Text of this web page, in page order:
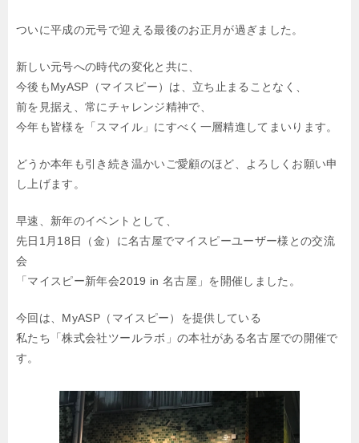
ついに平成の元号で迎える最後のお正月が過ぎました。
新しい元号への時代の変化と共に、
今後もMyASP（マイスピー）は、立ち止まることなく、
前を見据え、常にチャレンジ精神で、
今年も皆様を「スマイル」にすべく一層精進してまいります。
どうか本年も引き続き温かいご愛顧のほど、よろしくお願い申
し上げます。
早速、新年のイベントとして、
先日1月18日（金）に名古屋でマイスピーユーザー様との交流
会
「マイスピー新年会2019 in 名古屋」を開催しました。
今回は、MyASP（マイスピー）を提供している
私たち「株式会社ツールラボ」の本社がある名古屋での開催で
す。